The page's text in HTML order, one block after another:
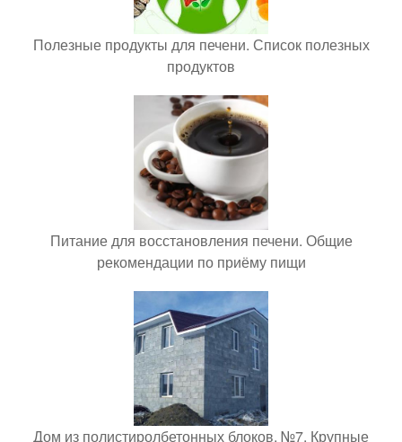
Полезные продукты для печени. Список полезных
продуктов
Питание для восстановления печени. Общие
рекомендации по приёму пищи
Дом из полистиролбетонных блоков. №7. Крупные